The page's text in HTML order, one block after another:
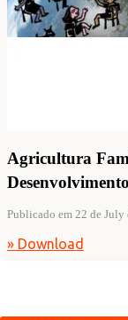
Agricultura
Publicado em 22 de July
» Download